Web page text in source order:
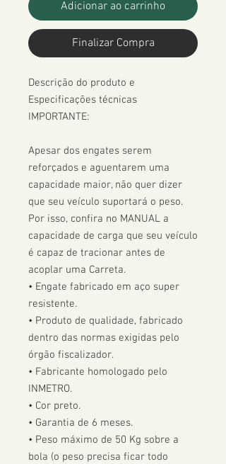
Adicionar ao carrinho
Finalizar Compra
Descrição do produto e
Especificações técnicas
IMPORTANTE:
Apesar dos engates serem
reforçados e aguentarem uma
capacidade maior, não quer dizer
que seu veículo suportará o peso.
Por isso, confira no MANUAL a
capacidade de carga que seu veículo
é capaz de tracionar antes de
acoplar uma Carreta.
• Engate fabricado em aço super
resistente.
• Produto de qualidade, fabricado
dentro das normas exigidas pelo
órgão fiscalizador.
• Fabricante homologado pelo
INMETRO.
• Cor preto.
• Garantia de 6 meses.
• Peso máximo de 50 Kg sobre a
bola (o peso precisa ficar todo